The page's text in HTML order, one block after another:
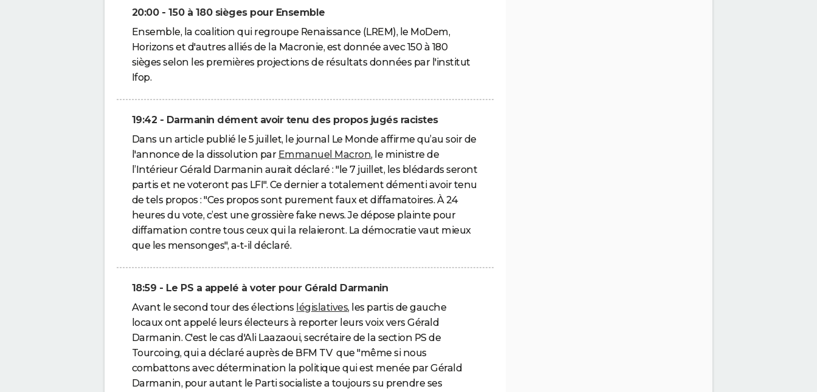
20:00 - 150 à 180 sièges pour Ensemble
Ensemble, la coalition qui regroupe Renaissance (LREM), le MoDem,
Horizons et d'autres alliés de la Macronie, est donnée avec 150 à 180
sièges selon les premières projections de résultats données par l'institut
Ifop.
19:42 - Darmanin dément avoir tenu des propos jugés racistes
Dans un article publié le 5 juillet, le journal Le Monde affirme qu’au soir de
l'annonce de la dissolution par Emmanuel Macron, le ministre de
l’Intérieur Gérald Darmanin aurait déclaré : "le 7 juillet, les blédards seront
partis et ne voteront pas LFI". Ce dernier a totalement démenti avoir tenu
de tels propos : "Ces propos sont purement faux et diffamatoires. À 24
heures du vote, c’est une grossière fake news. Je dépose plainte pour
diffamation contre tous ceux qui la relaieront. La démocratie vaut mieux
que les mensonges", a-t-il déclaré.
18:59 - Le PS a appelé à voter pour Gérald Darmanin
Avant le second tour des élections législatives, les partis de gauche
locaux ont appelé leurs électeurs à reporter leurs voix vers Gérald
Darmanin. C'est le cas d'Ali Laazaoui, secrétaire de la section PS de
Tourcoing, qui a déclaré auprès de BFM TV que "même si nous
combattons avec détermination la politique qui est menée par Gérald
Darmanin, pour autant le Parti socialiste a toujours su prendre ses